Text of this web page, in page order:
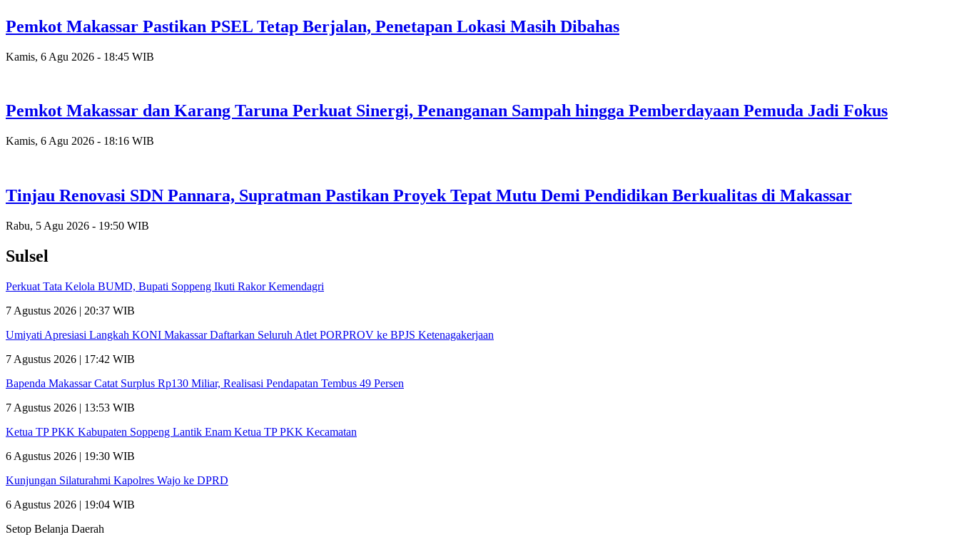
Pemkot Makassar Pastikan PSEL Tetap Berjalan, Penetapan Lokasi Masih Dibahas
Kamis, 6 Agu 2026 - 18:45 WIB
Pemkot Makassar dan Karang Taruna Perkuat Sinergi, Penanganan Sampah hingga Pemberdayaan Pemuda Jadi Fokus
Kamis, 6 Agu 2026 - 18:16 WIB
Tinjau Renovasi SDN Pannara, Supratman Pastikan Proyek Tepat Mutu Demi Pendidikan Berkualitas di Makassar
Rabu, 5 Agu 2026 - 19:50 WIB
Sulsel
Perkuat Tata Kelola BUMD, Bupati Soppeng Ikuti Rakor Kemendagri
7 Agustus 2026 | 20:37 WIB
Umiyati Apresiasi Langkah KONI Makassar Daftarkan Seluruh Atlet PORPROV ke BPJS Ketenagakerjaan
7 Agustus 2026 | 17:42 WIB
Bapenda Makassar Catat Surplus Rp130 Miliar, Realisasi Pendapatan Tembus 49 Persen
7 Agustus 2026 | 13:53 WIB
Ketua TP PKK Kabupaten Soppeng Lantik Enam Ketua TP PKK Kecamatan
6 Agustus 2026 | 19:30 WIB
Kunjungan Silaturahmi Kapolres Wajo ke DPRD
6 Agustus 2026 | 19:04 WIB
Setop Belanja Daerah